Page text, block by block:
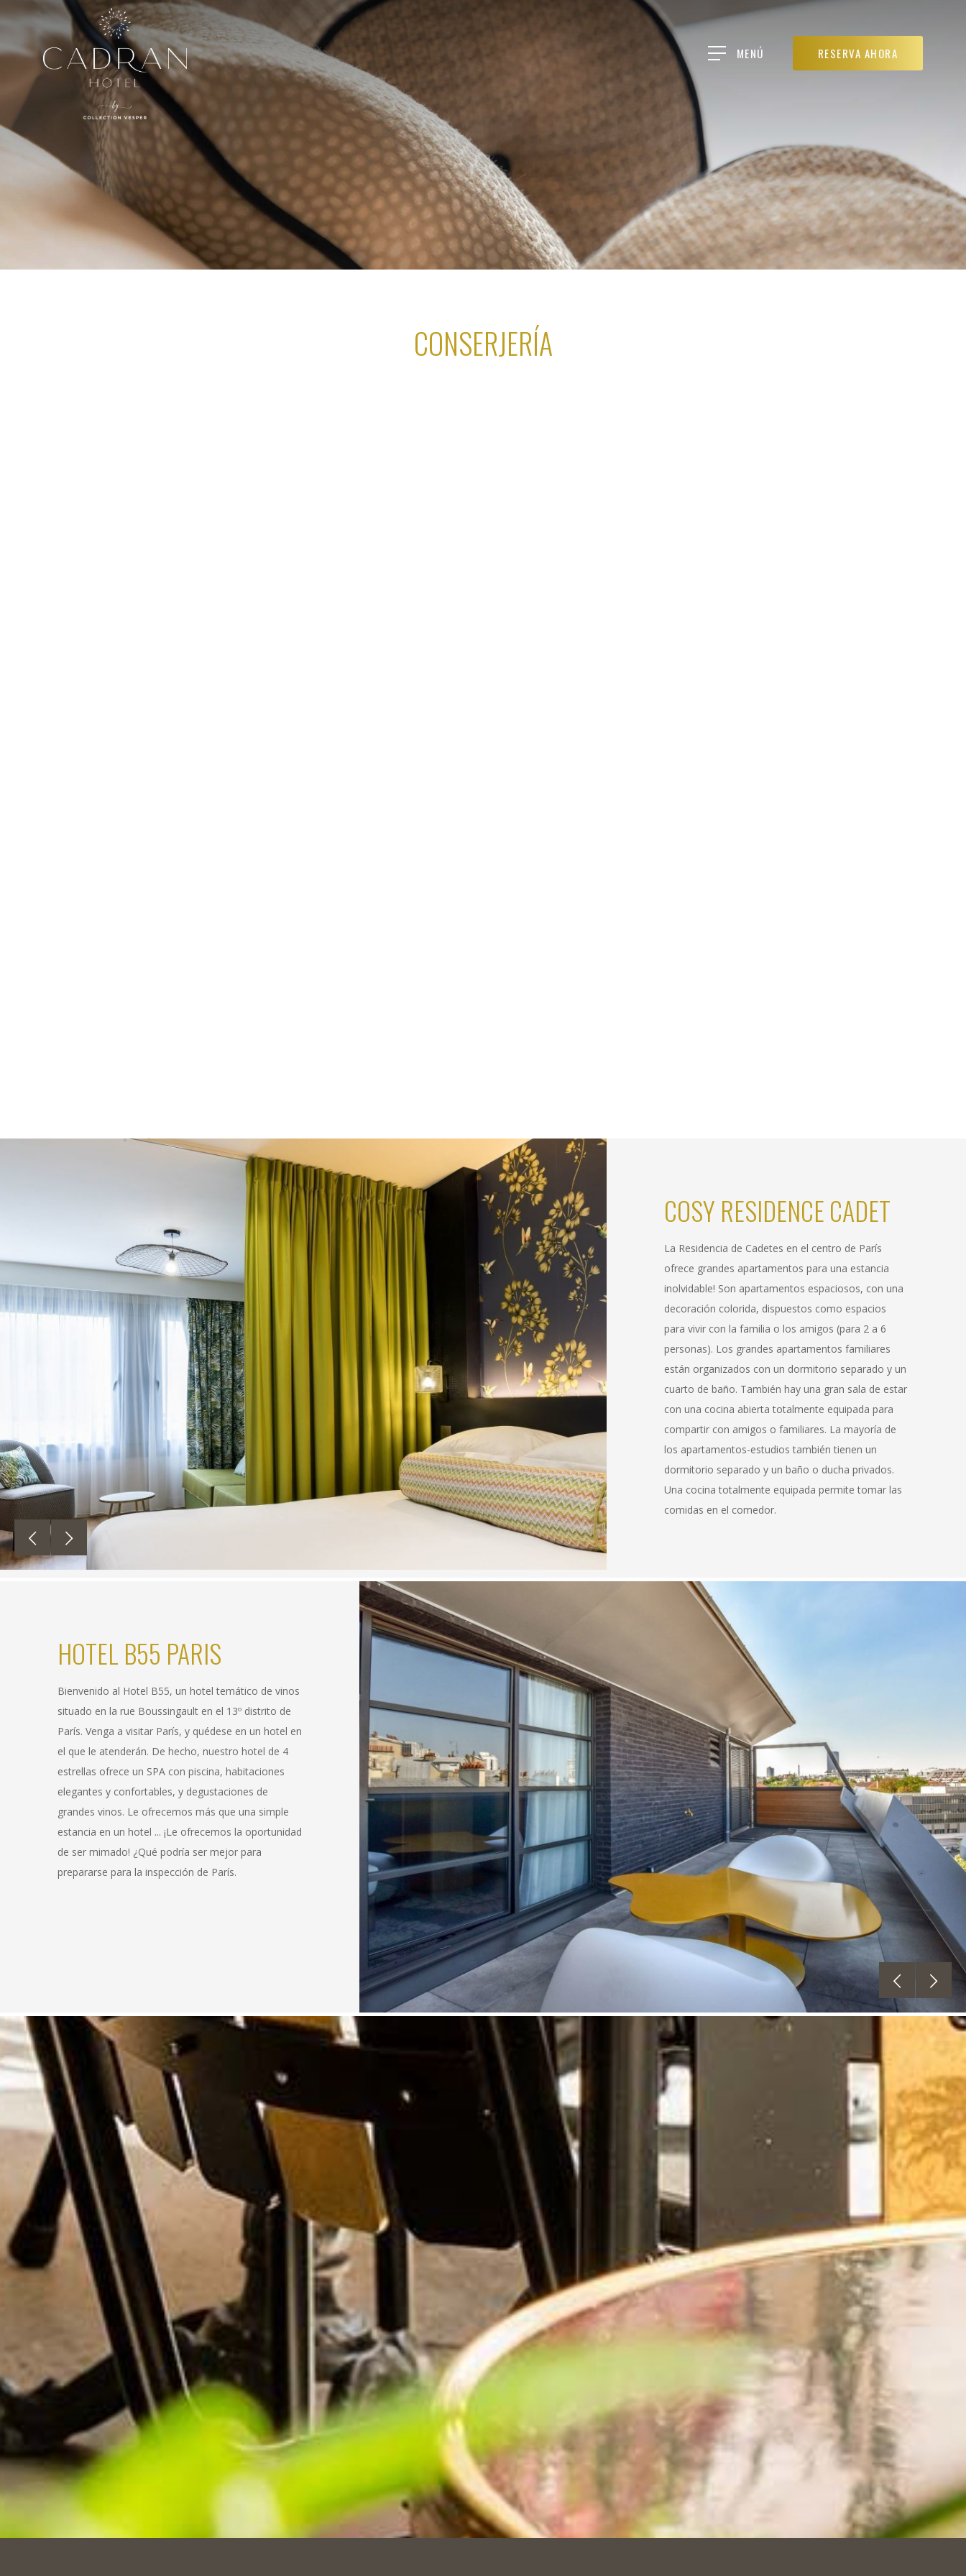
MENÚ RESERVA AHORA
CONSERJERÍA
COSY RESIDENCE CADET
La Residencia de Cadetes en el centro de París
ofrece grandes apartamentos para una estancia
inolvidable! Son apartamentos espaciosos, con una
decoración colorida, dispuestos como espacios
para vivir con la familia o los amigos (para 2 a 6
personas). Los grandes apartamentos familiares
están organizados con un dormitorio separado y un
cuarto de baño. También hay una gran sala de estar
con una cocina abierta totalmente equipada para
compartir con amigos o familiares. La mayoría de
los apartamentos-estudios también tienen un
dormitorio separado y un baño o ducha privados.
Una cocina totalmente equipada permite tomar las
comidas en el comedor.
HOTEL B55 PARIS
Bienvenido al Hotel B55, un hotel temático de vinos
situado en la rue Boussingault en el 13º distrito de
París. Venga a visitar París, y quédese en un hotel en
el que le atenderán. De hecho, nuestro hotel de 4
estrellas ofrece un SPA con piscina, habitaciones
elegantes y confortables, y degustaciones de
grandes vinos. Le ofrecemos más que una simple
estancia en un hotel ... ¡Le ofrecemos la oportunidad
de ser mimado! ¿Qué podría ser mejor para
prepararse para la inspección de París.